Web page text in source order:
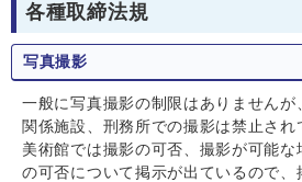
各種取締法規
写真撮影
一般に写真撮影の制限はありません
関係施設、刑務所での撮影は禁止さ
美術館では撮影の可否、撮影が可能な
の可否について掲示が出ているので、